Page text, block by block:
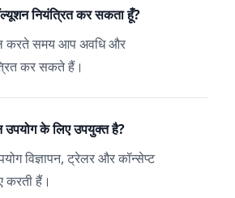
नियंत्रित कर सकता हूँ?
करते समय आप अवधि और
कर सकते हैं।
उपयोग के लिए उपयुक्त है?
विज्ञापन, ट्रेलर और कॉन्सेप्ट
करती हैं।